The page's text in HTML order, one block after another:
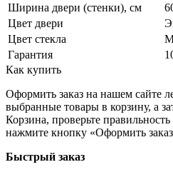
Ширина двери (стенки), см
Цвет двери
Цвет стекла
Гарантия
Как купить
Оформить заказ на нашем сайте
выбранные товары в корзину, а
Корзина, проверьте
нажмите кнопку «Оформить
Быстрый заказ